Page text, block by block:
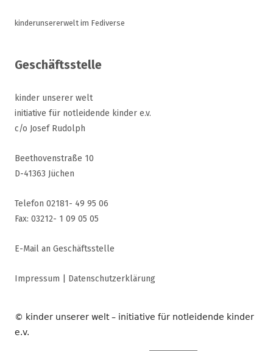
kinderunsererwelt im Fediverse
Geschäftsstelle
kinder unserer welt
initiative für notleidende kinder e.v.
c/o Josef Rudolph
Beethovenstraße 10
D-41363 Jüchen
Telefon 02181- 49 95 06
Fax: 03212- 1 09 05 05
E-Mail an Geschäftsstelle
Impressum Datenschutzerklärung
© kinder unserer welt – initiative für notleidende kinder
e.v.